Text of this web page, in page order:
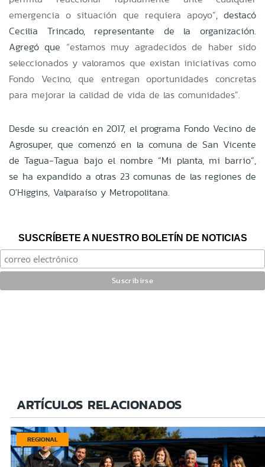
emergencia o situación que requiera apoyo”, destacó
Cecilia Trincado, representante de la organización.
Agregó que “estamos muy agradecidos de haber sido
seleccionados y valoramos que existan iniciativas como
Fondo Vecino, que entregan oportunidades concretas
para mejorar la calidad de vida de las comunidades”.
Desde su creación en 2017, el programa Fondo Vecino de
Agrosuper, que comenzó en la comuna de San Vicente
de Tagua-Tagua bajo el nombre “Mi planta, mi barrio”,
se ha expandido a otras 23 comunas de las regiones de
O'Higgins, Valparaíso y Metropolitana.
SUSCRÍBETE A NUESTRO BOLETÍN DE NOTICIAS
ARTÍCULOS RELACIONADOS
REGIONAL